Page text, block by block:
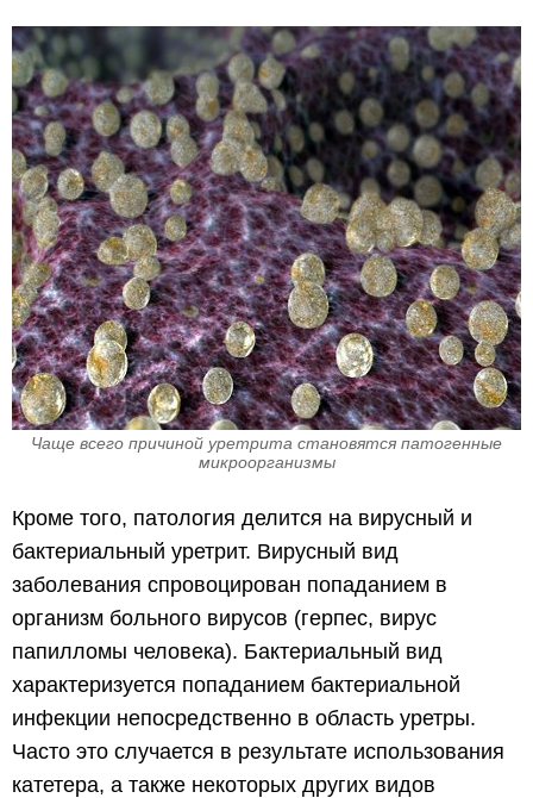
Чаще всего причиной уретрита становятся патогенные
микроорганизмы
Кроме того, патология делится на вирусный и
бактериальный уретрит. Вирусный вид
заболевания спровоцирован попаданием в
организм больного вирусов (герпес, вирус
папилломы человека). Бактериальный вид
характеризуется попаданием бактериальной
инфекции непосредственно в область уретры.
Часто это случается в результате использования
катетера, а также некоторых других видов